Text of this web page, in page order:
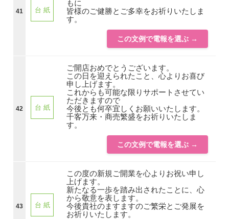
41 台 紙
もに
皆様のご健勝とご多幸をお祈りいたしま
す。
この文例で電報を選ぶ →
42 台 紙
ご開店おめでとうございます。
この日を迎えられたこと、心よりお喜び
申し上げます。
これからも可能な限りサポートさせてい
ただきますので
今後とも何卒宜しくお願いいたします。
千客万来・商売繁盛をお祈りいたしま
す。
この文例で電報を選ぶ →
43 台 紙
この度の新規ご開業を心よりお祝い申し
上げます。
新たなる一歩を踏み出されたことに、心
から敬意を表します。
今後貴社のますますのご繁栄とご発展を
お祈りいたします。